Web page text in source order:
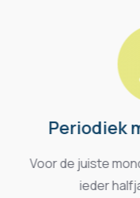
Voor de juiste
ieder